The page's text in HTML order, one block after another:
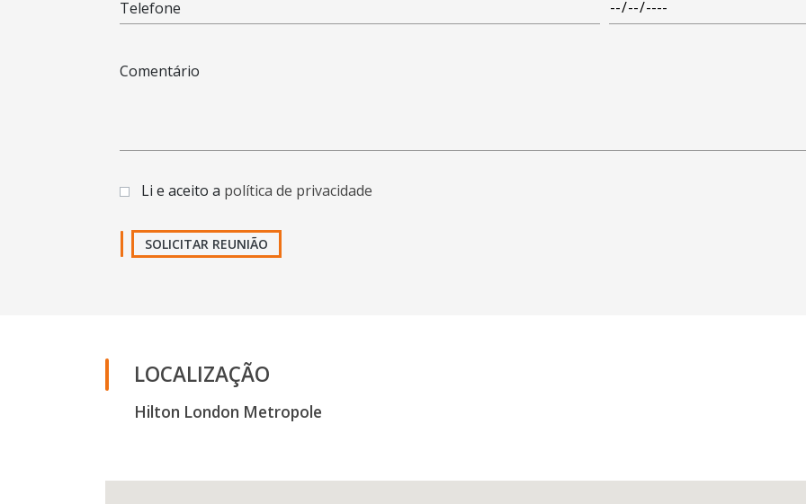
Telefone
Comentário
Li e aceito a política de privacidade
SOLICITAR REUNIÃO
LOCALIZAÇÃO
Hilton London Metropole